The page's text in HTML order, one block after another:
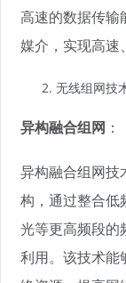
高速的数据传输
媒介，实现高速
无线组网技
异构融合组网 ：
异构融合组网技
构，通过整合低
光等更高频段的
利用。该技术能